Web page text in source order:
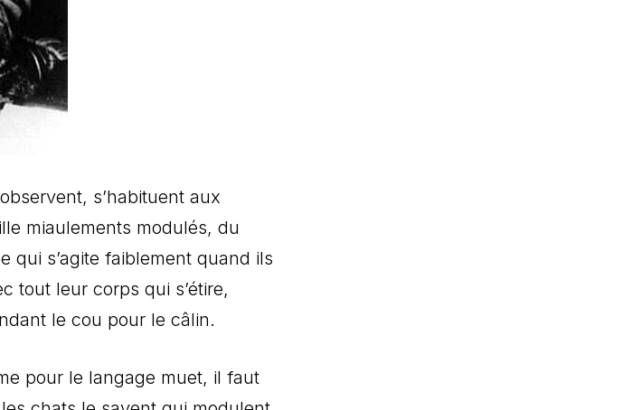
s’habituent aux
miaulements modulés, du
qui s’agite faiblement quand ils
tout leur corps qui s’étire,
le cou pour le câlin.
pour le langage muet, il faut